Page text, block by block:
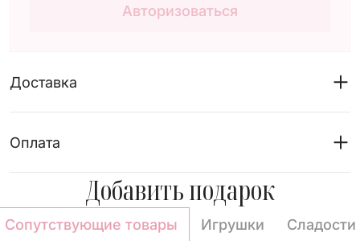
Авторизоваться
Доставка
Оплата
Добавить подарок
Сопутствующие товары Игрушки Сладости